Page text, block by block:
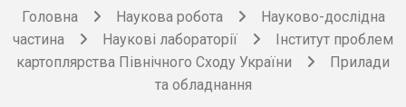
Головна Наукова робота
Науково-дослідна
частина
Наукові лабораторії
Інститут проблем
картоплярства Північного Сходу України
Прилади
та обладнання